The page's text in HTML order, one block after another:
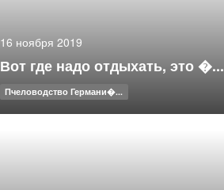
16 ноября 2019
Вот где надо отдыхать, это �...
Пчеловодство Германи�...